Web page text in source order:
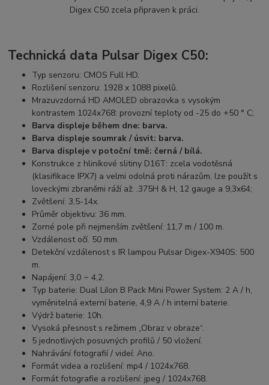
Digex C50 zcela připraven k práci.
Technická data Pulsar Digex C50:
Typ senzoru: CMOS Full HD.
Rozlišení senzoru: 1928 x 1088 pixelů.
Mrazuvzdorná HD AMOLED obrazovka s vysokým
kontrastem 1024x768: provozní teploty od -25 do +50 ° C;
Barva displeje během dne: barva.
Barva displeje soumrak / úsvit: barva.
Barva displeje v potoční tmě: černá / bílá.
Konstrukce z hliníkové slitiny D16T: zcela vodotěsná
(klasifikace IPX7) a velmi odolná proti nárazům, lze použít s
loveckými zbraněmi ráží až: .375H & H, 12 gauge a 9,3x64;
Zvětšení: 3,5-14x.
Průměr objektivu: 36 mm.
Zorné pole při nejmenším zvětšení: 11,7 m / 100 m.
Vzdálenost očí. 50 mm.
Detekční vzdálenost s IR lampou Pulsar Digex-X940S: 500
m.
Napájení: 3,0 ÷ 4,2.
Typ baterie: Dual LiIon B Pack Mini Power System: 2 А / h,
vyměnitelná externí baterie, 4,9 А / h interní baterie.
Výdrž baterie: 10h.
Vysoká přesnost s režimem „Obraz v obraze“.
5 jednotlivých posuvných profilů / 50 vložení.
Nahrávání fotografií / videí: Ano.
Formát videa a rozlišení: mp4 / 1024x768.
Formát fotografie a rozlišení: jpeg / 1024x768.